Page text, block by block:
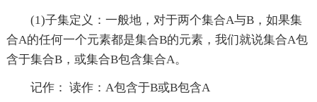
(1)子集定义：一般地，对于两个集合A与B，如果集
合A的任何一个元素都是集合B的元素，我们就说集合A包
含于集合B，或集合B包含集合A。
记作： 读作：A包含于B或B包含A